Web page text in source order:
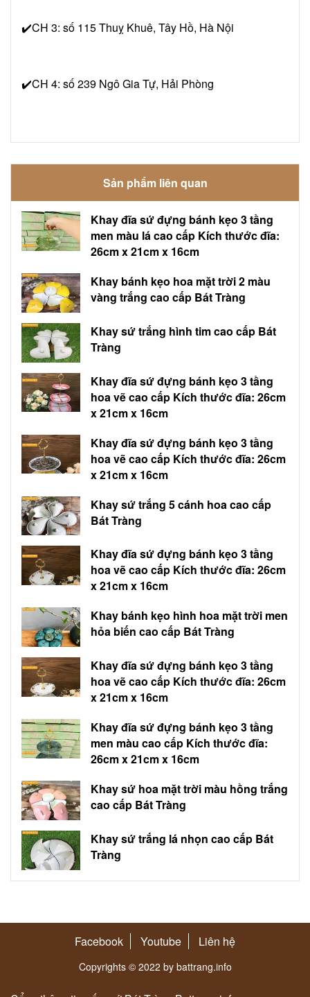
✔️CH 3: số 115 Thuỵ Khuê, Tây Hồ, Hà Nội
✔️CH 4: số 239 Ngô Gia Tự, Hải Phòng
Sản phẩm liên quan
Khay đĩa sứ đựng bánh kẹo 3 tầng
men màu lá cao cấp Kích thước đĩa:
26cm x 21cm x 16cm
Khay bánh kẹo hoa mặt trời 2 màu
vàng trắng cao cấp Bát Tràng
Khay sứ trắng hình tim cao cấp Bát
Tràng
Khay đĩa sứ đựng bánh kẹo 3 tầng
hoa vẽ cao cấp Kích thước đĩa: 26cm
x 21cm x 16cm
Khay đĩa sứ đựng bánh kẹo 3 tầng
hoa vẽ cao cấp Kích thước đĩa: 26cm
x 21cm x 16cm
Khay sứ trắng 5 cánh hoa cao cấp
Bát Tràng
Khay đĩa sứ đựng bánh kẹo 3 tầng
hoa vẽ cao cấp Kích thước đĩa: 26cm
x 21cm x 16cm
Khay bánh kẹo hình hoa mặt trời men
hỏa biến cao cấp Bát Tràng
Khay đĩa sứ đựng bánh kẹo 3 tầng
hoa vẽ cao cấp Kích thước đĩa: 26cm
x 21cm x 16cm
Khay đĩa sứ đựng bánh kẹo 3 tầng
men màu cao cấp Kích thước đĩa:
26cm x 21cm x 16cm
Khay sứ hoa mặt trời màu hồng trắng
cao cấp Bát Tràng
Khay sứ trắng lá nhọn cao cấp Bát
Tràng
Facebook Youtube Liên hệ
Copyrights © 2022 by battrang.info